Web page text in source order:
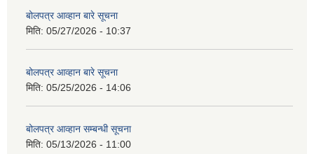
बोलपत्र आव्हान बारे सूचना
मिति: 05/27/2026 - 10:37
बोलपत्र आव्हान बारे सूचना
मिति: 05/25/2026 - 14:06
बोलपत्र आव्हान सम्बन्धी सूचना
मिति: 05/13/2026 - 11:00